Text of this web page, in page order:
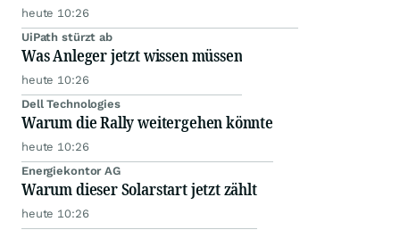
heute 10:26
UiPath stürzt ab
Was Anleger jetzt wissen müssen
heute 10:26
Dell Technologies
Warum die Rally weitergehen könnte
heute 10:26
Energiekontor AG
Warum dieser Solarstart jetzt zählt
heute 10:26